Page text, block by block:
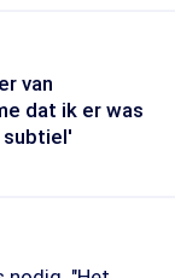
van
dat ik er was
subtiel'